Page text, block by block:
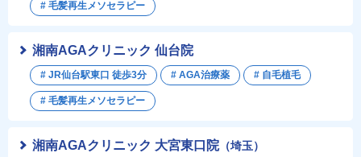
# 毛髪再生メソセラピー
湘南AGAクリニック 仙台院
# JR仙台駅東口 徒歩3分 # AGA治療薬 # 自毛植毛
# 毛髪再生メソセラピー
湘南AGAクリニック 大宮東口院（埼玉）